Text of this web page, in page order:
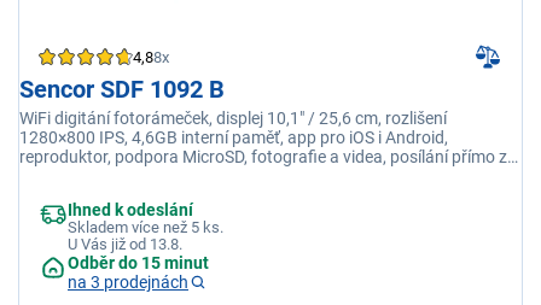
4,88x
Sencor SDF 1092 B
WiFi digitání fotorámeček, displej 10,1" / 25,6 cm, rozlišení
1280×800 IPS, 4,6GB interní paměť, app pro iOS i Android,
reproduktor, podpora MicroSD, fotografie a videa, posílání přímo z
Ihned k odeslání
Skladem více než 5 ks.
U Vás již od 13.8.
Odběr do 15 minut
na 3 prodejnách